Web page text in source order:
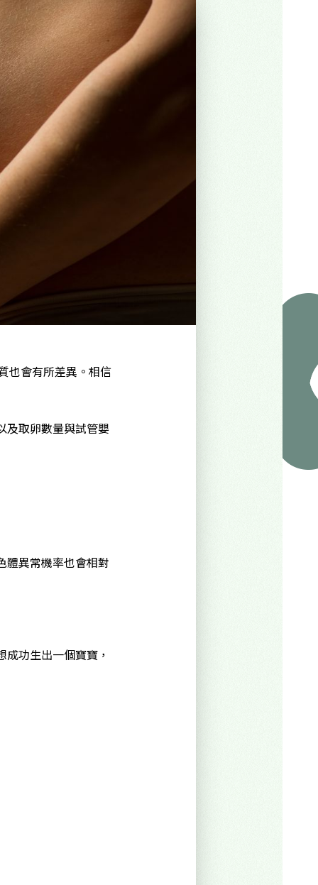
也會有所差異。相信
及取卵數量與試管嬰
體異常機率也會相對
功生出一個寶寶，